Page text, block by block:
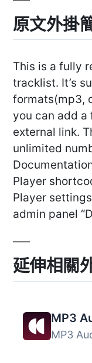
原文外掛
This is a fully
tracklist. It’s
formats(mp3,
you can add a
external link.
unlimited
Player
Player
admin panel
延伸相關